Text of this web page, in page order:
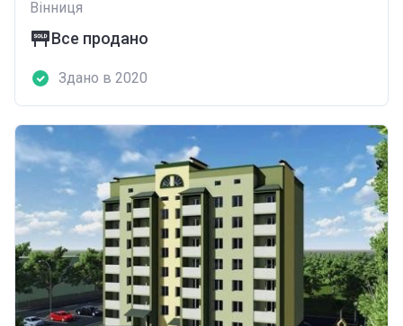
Вінниця
Все продано
Здано в 2020